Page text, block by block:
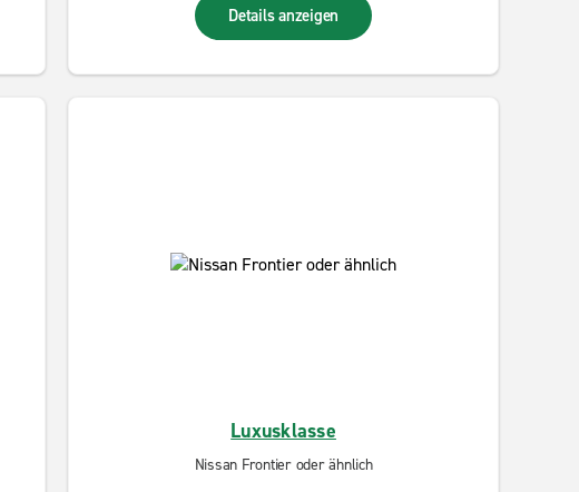
Details anzeigen
Luxusklasse
Nissan Frontier oder ähnlich